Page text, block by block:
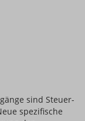
sind Steuer-
spezifische